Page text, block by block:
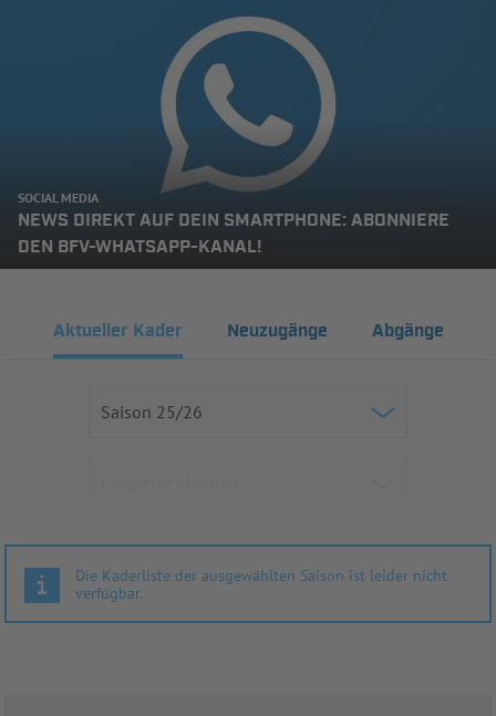
SOCIAL MEDIA
NEWS DIREKT AUF DEIN SMARTPHONE: ABONNIERE
DEN BFV-WHATSAPP-KANAL!
Aktueller Kader Neuzugänge Abgänge
Die Kaderliste der ausgewählten Saison ist leider nicht
verfügbar.